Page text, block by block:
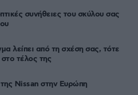
συνήθειες του σκύλου σας
λείπει από τη σχέση σας, τότε
τέλος της
Nissan στην Ευρώπη